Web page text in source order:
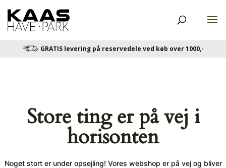
GRATIS levering på reservedele ved køb over 1000,-
Store ting er på vej i
horisonten
Noget stort er under opsejling! Vores webshop er på vej og bliver